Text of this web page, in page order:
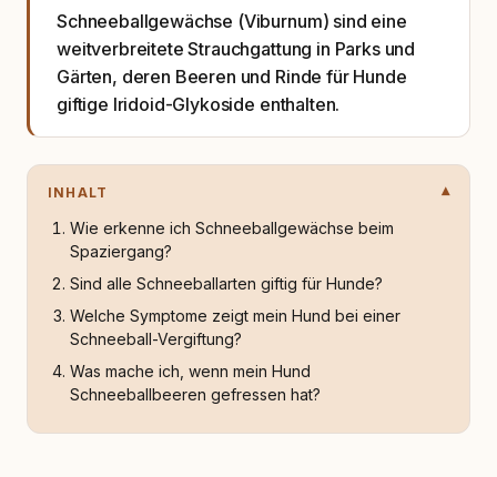
Schneeballgewächse (Viburnum) sind eine
weitverbreitete Strauchgattung in Parks und
Gärten, deren Beeren und Rinde für Hunde
giftige Iridoid-Glykoside enthalten.
INHALT
Wie erkenne ich Schneeballgewächse beim
Spaziergang?
Sind alle Schneeballarten giftig für Hunde?
Welche Symptome zeigt mein Hund bei einer
Schneeball-Vergiftung?
Was mache ich, wenn mein Hund
Schneeballbeeren gefressen hat?